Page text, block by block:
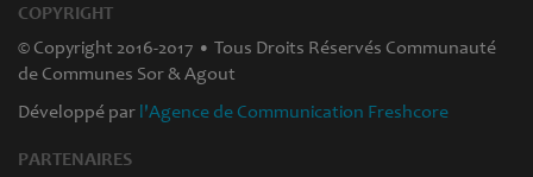
COPYRIGHT
© Copyright 2016-2017 • Tous Droits Réservés Communauté
de Communes Sor & Agout
Développé par l'Agence de Communication Freshcore
PARTENAIRES